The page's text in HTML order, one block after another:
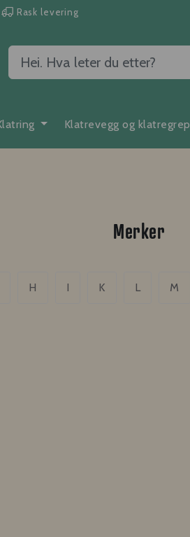
Rask levering
Klatrevegg og klatregrep
Merker
H I K L M